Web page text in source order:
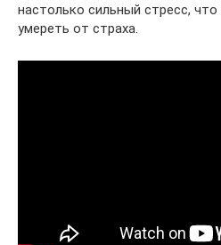
настолько сильный стресс,
умереть от страха.